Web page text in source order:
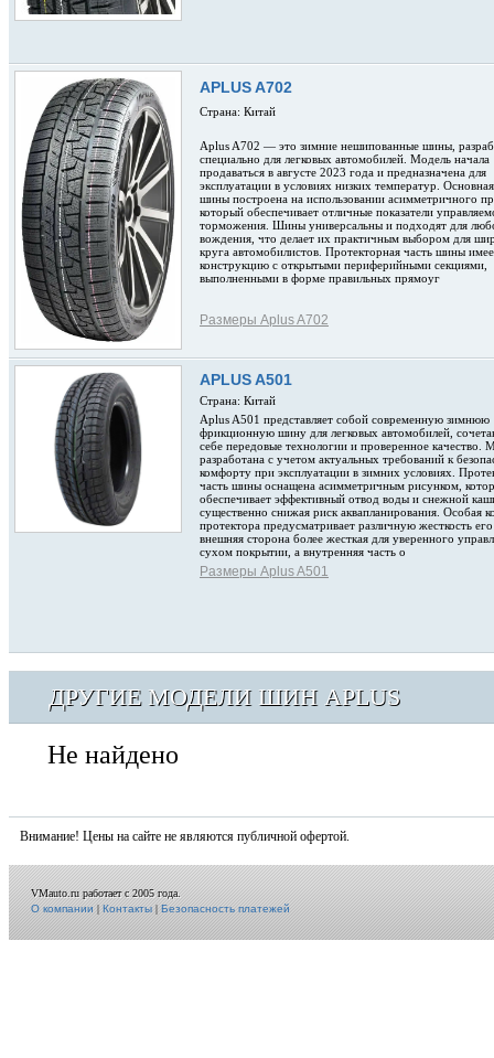
APLUS A702
Страна: Китай
Aplus A702 — это зимние нешипованные шины,
специально для легковых автомобилей. Модель начала
продаваться в августе 2023 года и предназначена для
эксплуатации в условиях низких температур.
шины построена на использовании асимметричного
который обеспечивает отличные показатели
торможения. Шины универсальны и подходят для
вождения, что делает их практичным выбором для
круга автомобилистов. Протекторная часть шины
конструкцию с открытыми периферийными секциями,
выполненными в форме правильных прямоуг
Размеры Aplus A702
APLUS A501
Страна: Китай
Aplus A501 представляет собой современную зимнюю
фрикционную шину для легковых автомобилей,
себе передовые технологии и проверенное качество.
разработана с учетом актуальных требований к
комфорту при эксплуатации в зимних условиях.
часть шины оснащена асимметричным рисунком,
обеспечивает эффективный отвод воды и снежной
существенно снижая риск аквапланирования. Особая
протектора предусматривает различную жесткость
внешняя сторона более жесткая для уверенного
сухом покрытии, а внутренняя часть о
Размеры Aplus A501
ДРУГИЕ МОДЕЛИ ШИН APLUS
Не найдено
Внимание! Цены на сайте не являются публичной офертой.
VMauto.ru работает с 2005 года.
О компании|Контакты|Безопасность платежей